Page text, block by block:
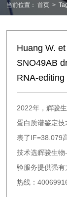
当前位置： 首页 >
Huang W.
SNO49AB
RNA-
2022年，辉骏
蛋白质谱鉴定
表了IF=38.079
技术选辉骏生
验服务提供强
热线：